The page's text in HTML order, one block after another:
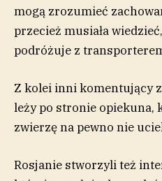
mogą zrozumieć
przecież musiała
podróżuje z
Z kolei inni komentujący
leży po stronie opiekuna,
zwierzę na pewno nie
Rosjanie stworzyli też